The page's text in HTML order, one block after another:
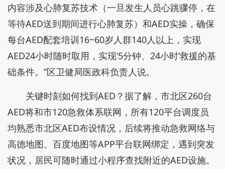
内容涉及心肺复苏技术（一旦发生人员心跳骤停，在
等待AED送到期间进行心肺复苏）和AED实操，确保
每台AED配套培训16~60岁人群140人以上，实现
AED24小时随时取用，实现‘5分钟、24小时’救援的基
础条件。”区卫健局医政科负责人说。
关键时刻如何找到AED？据了解，市北区260台
AED将和市120急救体系联网，所有120平台调度员
均熟悉市北区AED布设情况，后续将推动急救网络与
高德地图、百度地图等APP平台联网绑定，遇到突发
状况，居民可随时通过小程序查找附近的AED设施。